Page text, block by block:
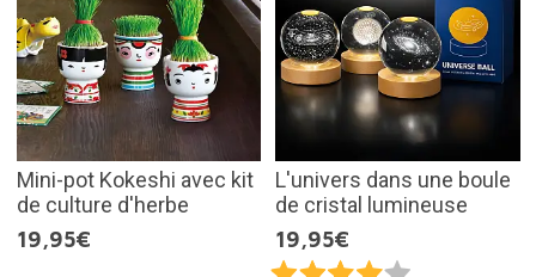
Mini-pot Kokeshi avec kit
de culture d'herbe
19,95€
L'univers dans une boule
de cristal lumineuse
19,95€